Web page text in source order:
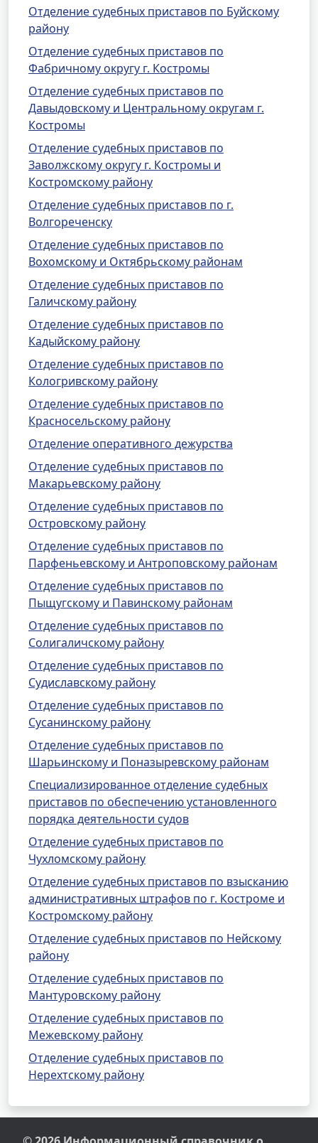
Отделение судебных приставов по Буйскому
району
Отделение судебных приставов по
Фабричному округу г. Костромы
Отделение судебных приставов по
Давыдовскому и Центральному округам г.
Костромы
Отделение судебных приставов по
Заволжскому округу г. Костромы и
Костромскому району
Отделение судебных приставов по г.
Волгореченску
Отделение судебных приставов по
Вохомскому и Октябрьскому районам
Отделение судебных приставов по
Галичскому району
Отделение судебных приставов по
Кадыйскому району
Отделение судебных приставов по
Кологривскому району
Отделение судебных приставов по
Красносельскому району
Отделение оперативного дежурства
Отделение судебных приставов по
Макарьевскому району
Отделение судебных приставов по
Островскому району
Отделение судебных приставов по
Парфеньевскому и Антроповскому районам
Отделение судебных приставов по
Пыщугскому и Павинскому районам
Отделение судебных приставов по
Солигаличскому району
Отделение судебных приставов по
Судиславскому району
Отделение судебных приставов по
Сусанинскому району
Отделение судебных приставов по
Шарьинскому и Поназыревскому районам
Специализированное отделение судебных
приставов по обеспечению установленного
порядка деятельности судов
Отделение судебных приставов по
Чухломскому району
Отделение судебных приставов по взысканию
административных штрафов по г. Костроме и
Костромскому району
Отделение судебных приставов по Нейскому
району
Отделение судебных приставов по
Мантуровскому району
Отделение судебных приставов по
Межевскому району
Отделение судебных приставов по
Нерехтскому району